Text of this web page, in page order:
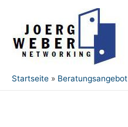
Startseite Beratungsangebot